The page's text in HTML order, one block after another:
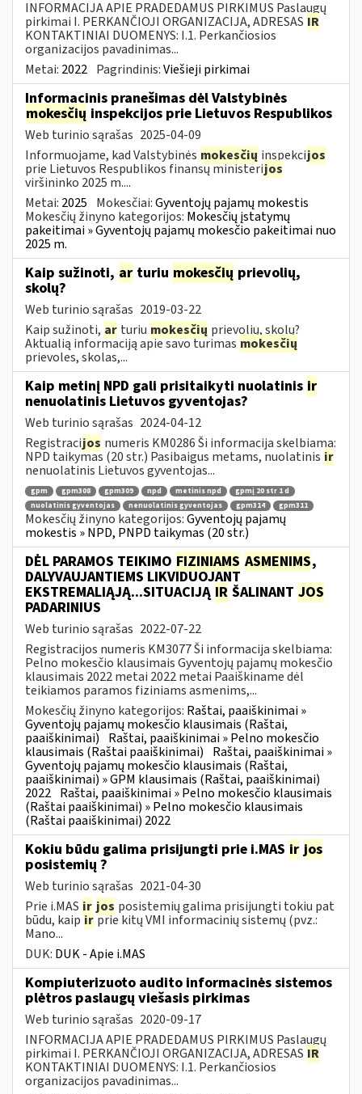
INFORMACIJA APIE PRADEDAMUS PIRKIMUS Paslaugų
pirkimai I. PERKANČIOJI ORGANIZACIJA, ADRESAS IR
KONTAKTINIAI DUOMENYS: I.1. Perkančiosios
organizacijos pavadinimas...
Metai: 2022 Pagrindinis:Viešieji pirkimai
Informacinis pranešimas dėl Valstybinės
mokesčių inspekcijos prie Lietuvos Respublikos
Web turinio sąrašas 2025-04-09
Informuojame, kad Valstybinės mokesčių inspekcijos
prie Lietuvos Respublikos finansų ministerijos
viršininko 2025 m....
Metai: 2025 Mokesčiai:Gyventojų pajamų mokestis
Mokesčių žinyno kategorijos: Mokesčių įstatymų
pakeitimai » Gyventojų pajamų mokesčio pakeitimai nuo
2025 m.
Kaip sužinoti, ar turiu mokesčių prievolių,
skolų?
Web turinio sąrašas 2019-03-22
Kaip sužinoti, ar turiu mokesčių prievolių, skolų?
Aktualią informaciją apie savo turimas mokesčių
prievoles, skolas,...
Kaip metinį NPD gali prisitaikyti nuolatinis ir
nenuolatinis Lietuvos gyventojas?
Web turinio sąrašas 2024-04-12
Registracijos numeris KM0286 Ši informacija skelbiama:
NPD taikymas (20 str.) Pasibaigus metams, nuolatinis ir
nenuolatinis Lietuvos gyventojas...
gpm gpm308 gpm309 npd metinis npd
gpmį 20 str 1 d
nuolatinis gyventojas
nenuolatinis gyventojas gpm314 gpm311
Mokesčių žinyno kategorijos:Gyventojų pajamų
mokestis » NPD, PNPD taikymas (20 str.)
DĖL PARAMOS TEIKIMO FIZINIAMS ASMENIMS,
DALYVAUJANTIEMS LIKVIDUOJANT
EKSTREMALIĄJĄ...SITUACIJĄ IR ŠALINANT JOS
PADARINIUS
Web turinio sąrašas 2022-07-22
Registracijos numeris KM3077 Ši informacija skelbiama:
Pelno mokesčio klausimais Gyventojų pajamų mokesčio
klausimais 2022 metai 2022 metai Paaiškiname dėl
teikiamos paramos fiziniams asmenims,...
Mokesčių žinyno kategorijos: Raštai, paaiškinimai »
Gyventojų pajamų mokesčio klausimais (Raštai,
paaiškinimai) Raštai, paaiškinimai » Pelno mokesčio
klausimais (Raštai paaiškinimai) Raštai, paaiškinimai »
Gyventojų pajamų mokesčio klausimais (Raštai,
paaiškinimai) » GPM klausimais (Raštai, paaiškinimai)
2022 Raštai, paaiškinimai » Pelno mokesčio klausimais
(Raštai paaiškinimai) » Pelno mokesčio klausimais
(Raštai paaiškinimai) 2022
Kokiu būdu galima prisijungti prie i.MAS ir jos
posistemių ?
Web turinio sąrašas 2021-04-30
Prie i.MAS ir jos posistemių galima prisijungti tokiu pat
būdu, kaipirprie kitų VMI informacinių sistemų (pvz.:
Mano...
DUK: DUK - Apie i.MAS
Kompiuterizuoto audito informacinės sistemos
plėtros paslaugų viešasis pirkimas
Web turinio sąrašas 2020-09-17
INFORMACIJA APIE PRADEDAMUS PIRKIMUS Paslaugų
pirkimai I. PERKANČIOJI ORGANIZACIJA, ADRESAS IR
KONTAKTINIAI DUOMENYS: I.1. Perkančiosios
organizacijos pavadinimas...